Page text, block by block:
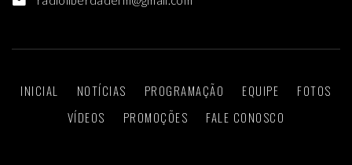
INICIAL NOTÍCIAS PROGRAMAÇÃO EQUIPE
FOTOS
VÍDEOS
PROMOÇÕES FALE CONOSCO